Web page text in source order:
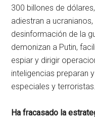
300 billones de
adiestran a
desinformación de la
demonizan a Putin,
espiar y dirigir
inteligencias preparan
especiales y terroristas.
Ha fracasado la